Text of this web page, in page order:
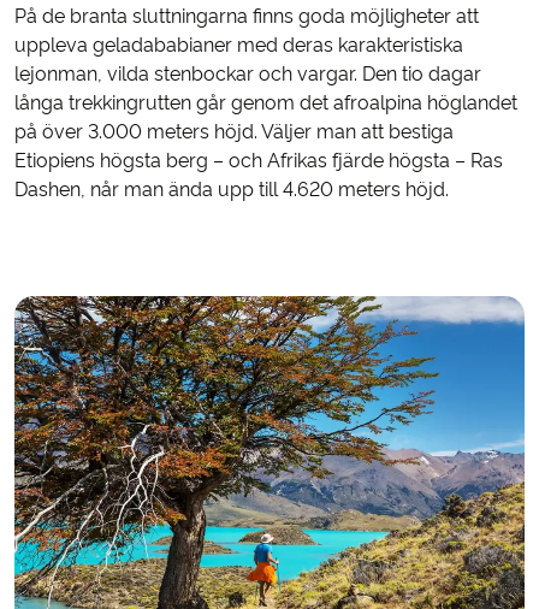
På de branta sluttningarna finns goda möjligheter att
uppleva geladababianer med deras karakteristiska
lejonman, vilda stenbockar och vargar. Den tio dagar
långa trekkingrutten går genom det afroalpina höglandet
på över 3.000 meters höjd. Väljer man att bestiga
Etiopiens högsta berg – och Afrikas fjärde högsta – Ras
Dashen, når man ända upp till 4.620 meters höjd.